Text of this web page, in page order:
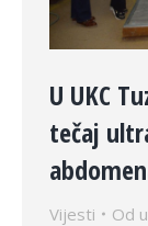
U UKC
tečaj
Vijesti Od